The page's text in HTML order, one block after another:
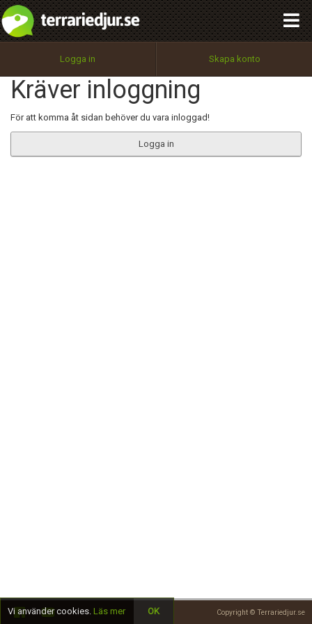
Logga in Skapa konto
Kräver inloggning
För att komma åt sidan behöver du vara inloggad!
Logga in
Copyright © Terrariedjur.se
Utför
100%
OK
integritetspolicy
Namn:
Epost:
Begär nytt lösenord
Tillbaka till förstasidan
Vi använder cookies. Läs mer OK